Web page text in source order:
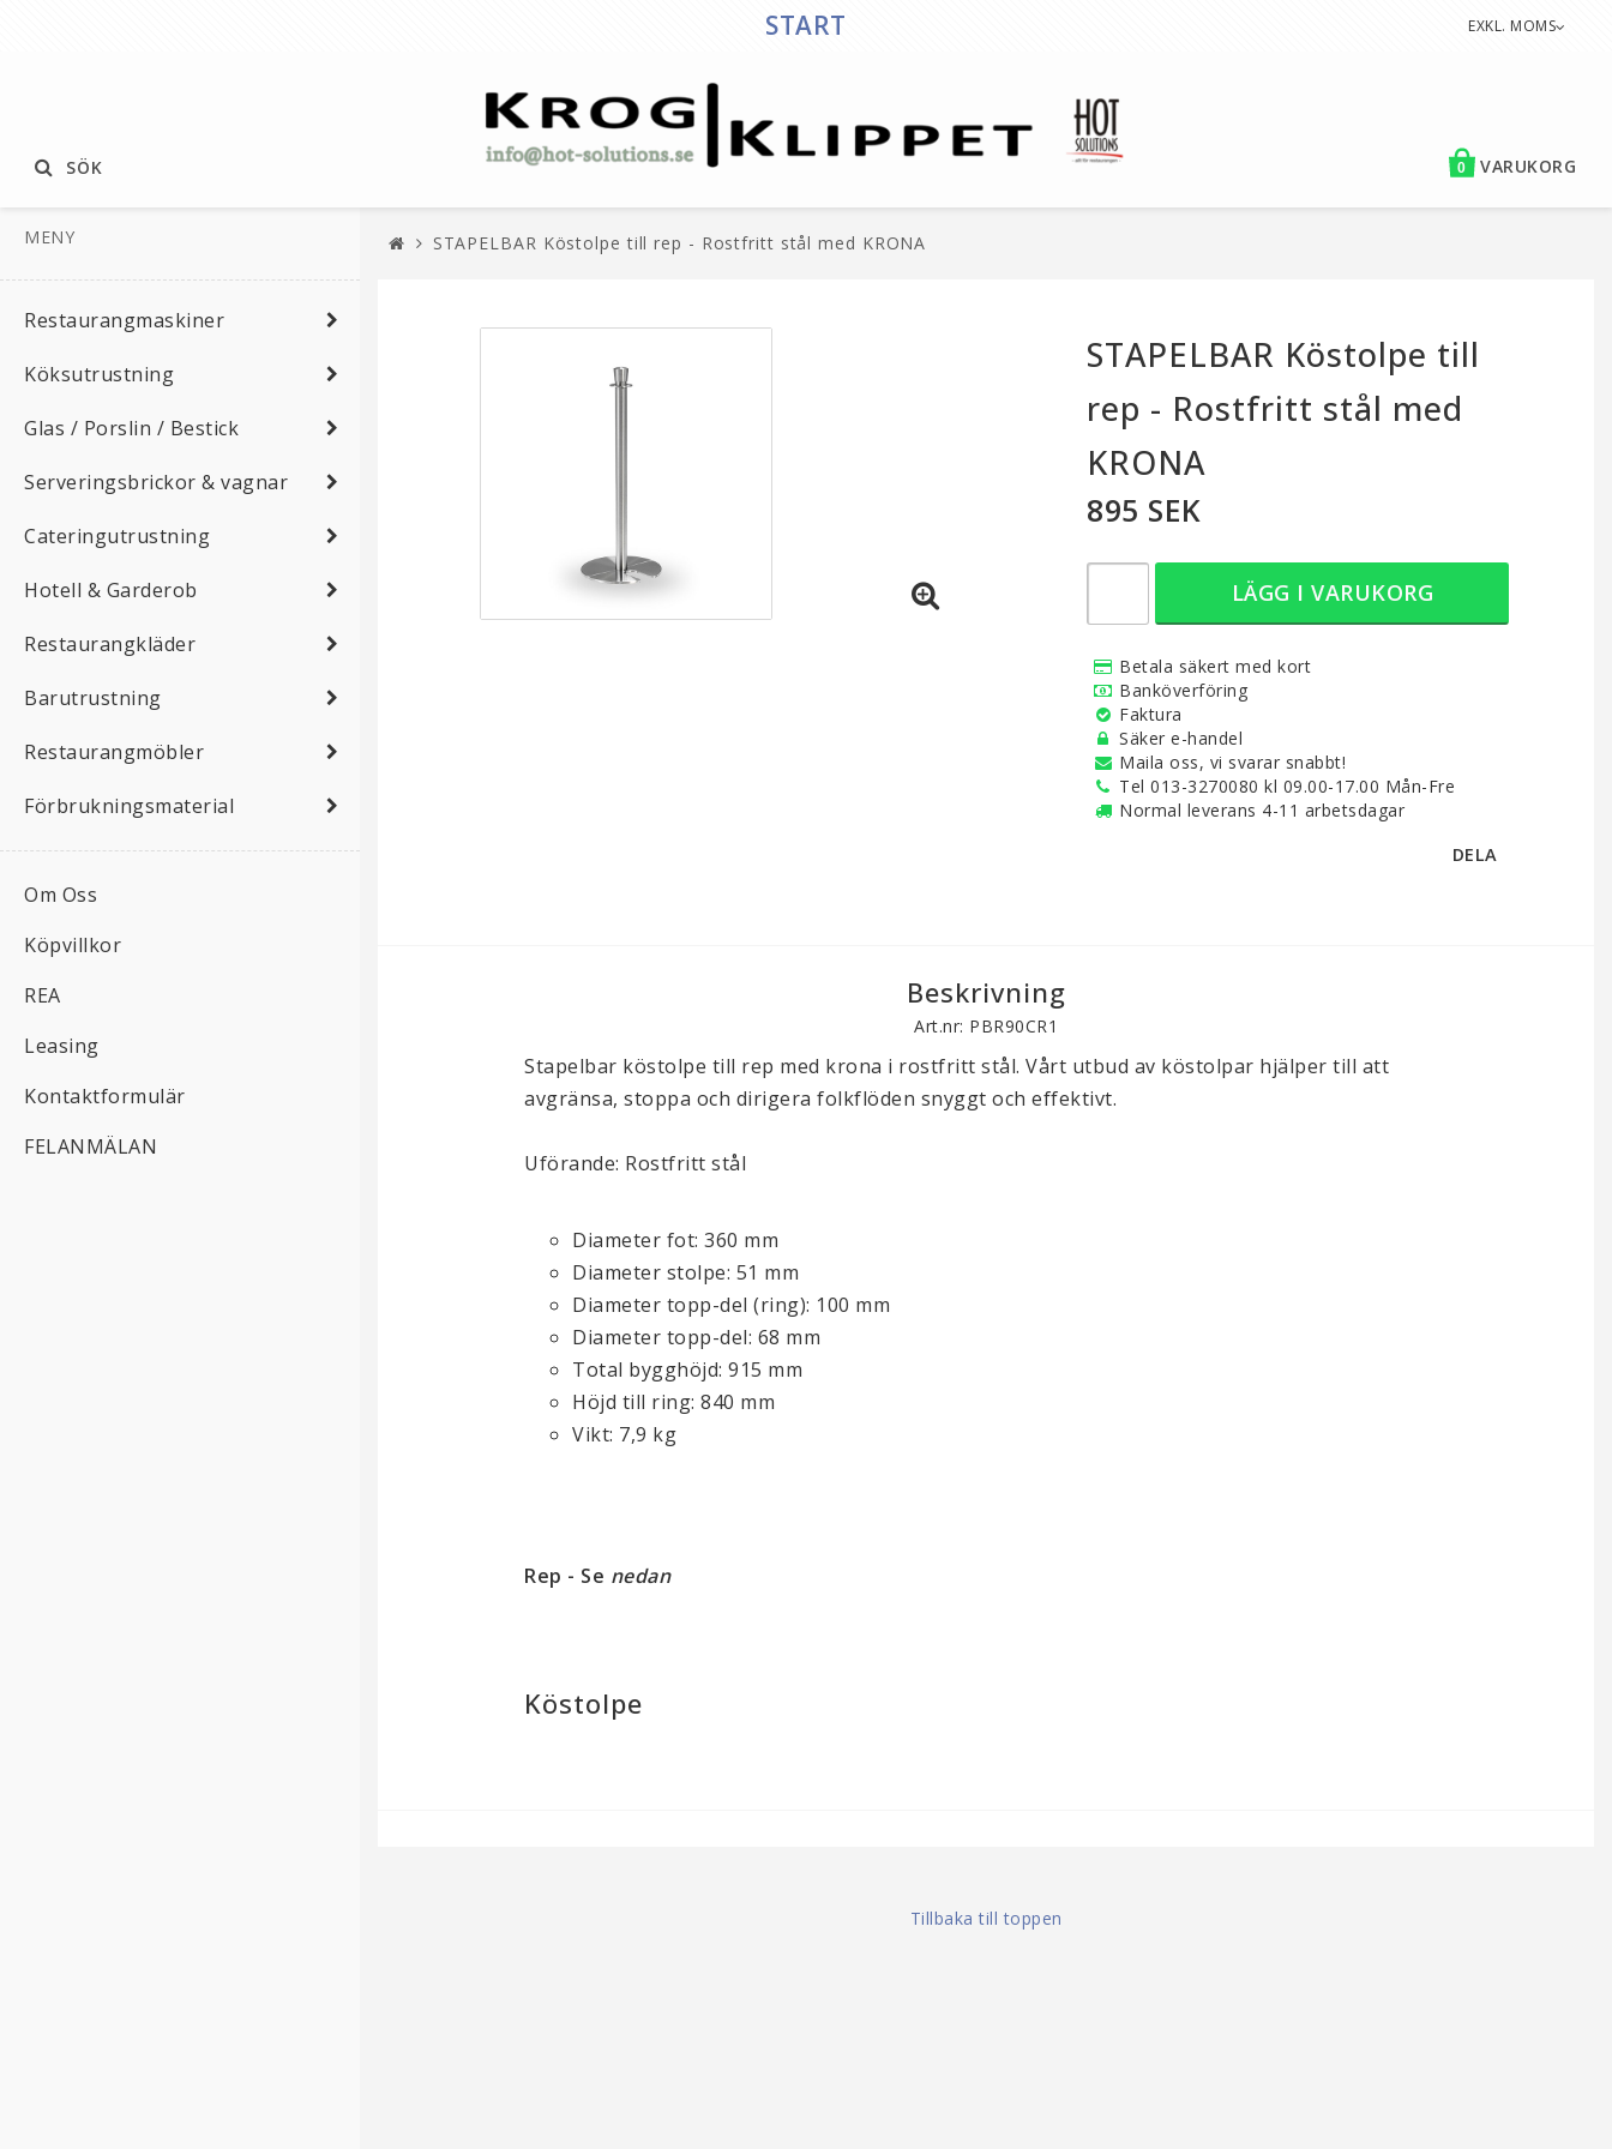
START EXKL. MOMS
VARUKORG
0
SÖK
MENY
Restaurangmaskiner
Köksutrustning
Glas / Porslin / Bestick
Serveringsbrickor & vagnar
Cateringutrustning
Hotell & Garderob
Restaurangkläder
Barutrustning
Restaurangmöbler
Förbrukningsmaterial
Om Oss
Köpvillkor
REA
Leasing
Kontaktformulär
FELANMÄLAN
STAPELBAR Köstolpe till rep - Rostfritt stål med KRONA
STAPELBAR Köstolpe till
rep - Rostfritt stål med
KRONA
895 SEK
LÄGG I VARUKORG
Betala säkert med kort
Banköverföring
Faktura
Säker e-handel
Maila oss, vi svarar snabbt!
Tel 013-3270080 kl 09.00-17.00 Mån-Fre
Normal leverans 4-11 arbetsdagar
DELA
Beskrivning
Art.nr: PBR90CR1
Stapelbar köstolpe till rep med krona i rostfritt stål. Vårt utbud av köstolpar hjälper till att
avgränsa, stoppa och dirigera folkflöden snyggt och effektivt.
Uförande: Rostfritt stål
Diameter fot: 360 mm
Diameter stolpe: 51 mm
Diameter topp-del (ring): 100 mm
Diameter topp-del: 68 mm
Total bygghöjd: 915 mm
Höjd till ring: 840 mm
Vikt: 7,9 kg
Rep - Se nedan
Köstolpe
Tillbaka till toppen